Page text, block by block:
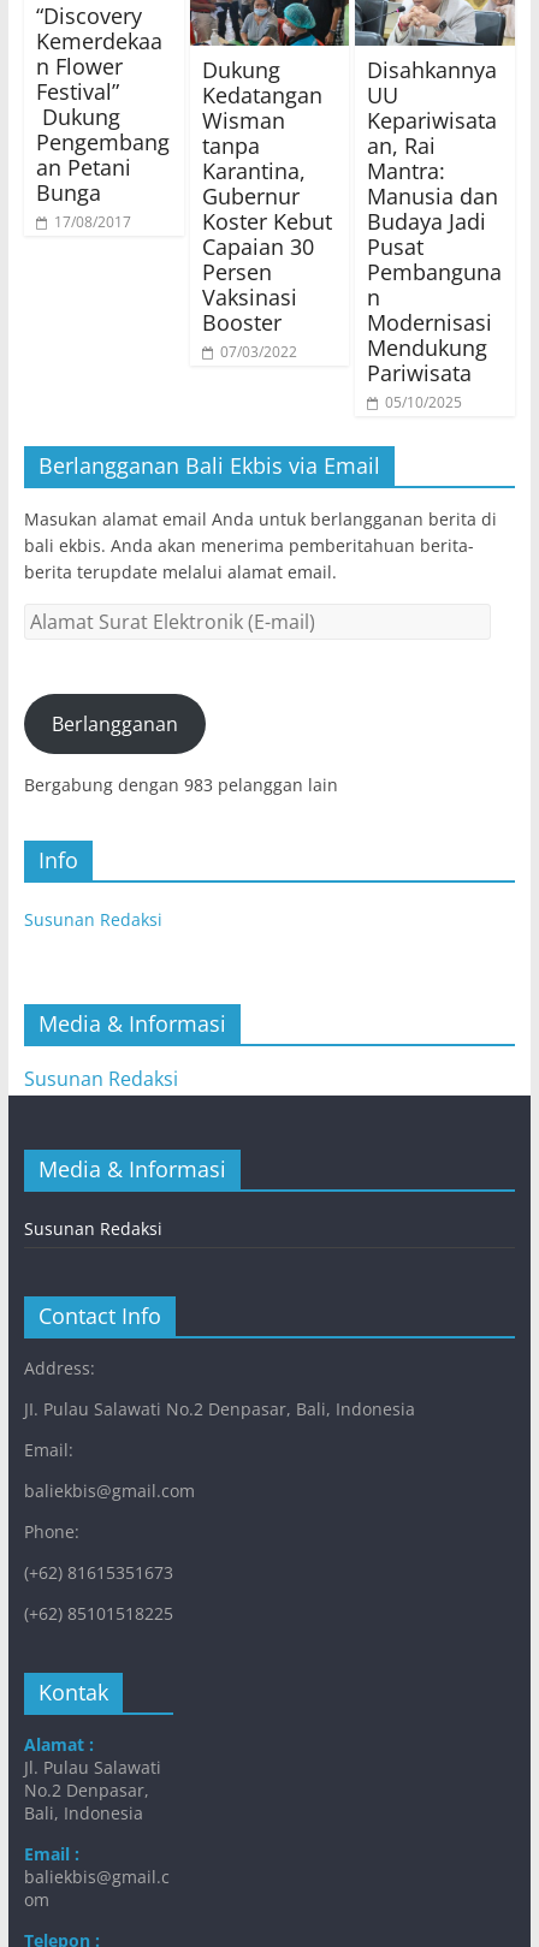
“Discovery
Kemerdekaa
n Flower
Festival”
Dukung
Pengembang
an Petani
Bunga
17/08/2017
Dukung
Kedatangan
Wisman
tanpa
Karantina,
Gubernur
Koster Kebut
Capaian 30
Persen
Vaksinasi
Booster
07/03/2022
​Disahkannya
UU
Kepariwisata
an, Rai
Mantra:
Manusia dan
Budaya Jadi
Pusat
Pembanguna
n
Modernisasi
Mendukung
Pariwisata
05/10/2025
Berlangganan Bali Ekbis via Email
Masukan alamat email Anda untuk berlangganan berita di
bali ekbis. Anda akan menerima pemberitahuan berita-
berita terupdate melalui alamat email.
Alamat
(E-
mail)Berlangganan
Bergabung dengan 983 pelanggan lain
Info
Susunan Redaksi
Media & Informasi
Susunan Redaksi
Media & Informasi
Susunan Redaksi
Contact Info
Address:
JI. Pulau Salawati No.2 Denpasar, Bali, Indonesia
Email:
baliekbis@gmail.com
Phone:
(+62) 81615351673
(+62) 85101518225
Kontak
Alamat :
Jl. Pulau Salawati
No.2 Denpasar,
Bali, Indonesia
Email :
baliekbis@gmail.c
om
Telepon :